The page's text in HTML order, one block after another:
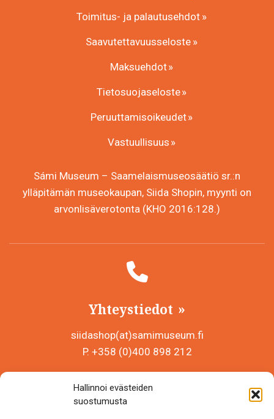
Hallinnoi evästeiden
suostumusta
Toimitus- ja palautusehdot
Saavutettavuusseloste
Maksuehdot
Tietosuojaseloste
Peruuttamisoikeudet
Vastuullisuus
Sámi Museum – Saamelaismuseosäätiö sr.:n
ylläpitämän museokaupan, Siida Shopin, myynti on
arvonlisäverotonta (KHO 2016:128.)
Yhteystiedot
siidashop(at)samimuseum.fi
P. +358 (0)400 898 212
Y-tunnus 0625907-2